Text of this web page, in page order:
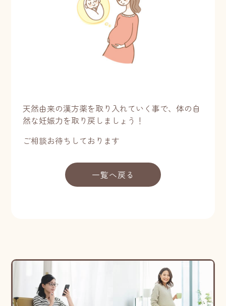
天然由来の漢方薬を取り入れていく事で、体の自
然な妊娠力を取り戻しましょう！
ご相談お待ちしております
一覧へ戻る